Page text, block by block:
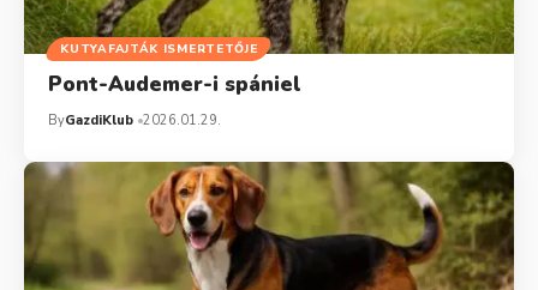
KUTYAFAJTÁK ISMERTETŐJE
Pont-Audemer-i spániel
ByGazdiKlub 2026.01.29.